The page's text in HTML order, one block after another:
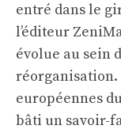
entré dans le
l’éditeur
évolue au sein
réorganisation.
européennes
bâti un savoir-